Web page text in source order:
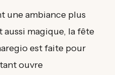
une ambiance plus
magique, la fête
est faite pour
ouvre